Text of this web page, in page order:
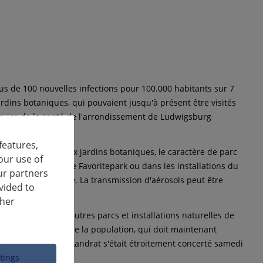
de 100 nouvelles infections pour 100.000 habitants sur 7
botaniques, qui pouvaient jusqu'à présent être visités
de la santé de l'arrondissement de Ludwigsburg
aux jardins botaniques, le caractère de parc
que dans le Favoritepark ou dans les installations du
de fermeture. La transmission d'aérosols peut être
infectieux. D'autres parcs et installations naturelles de
de détente de la population, qui doit maintenant
Allgaier. Le Landrat s'était étroitement concerté samedi
use of
partners
to